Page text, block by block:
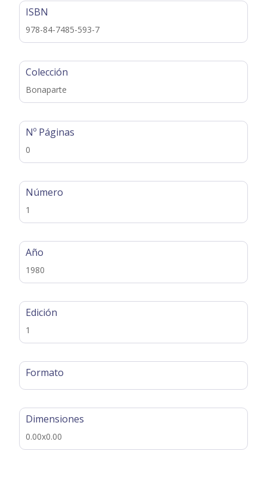
ISBN
978-84-7485-593-7
Colección
Bonaparte
Nº Páginas
0
Número
1
Año
1980
Edición
1
Formato
Dimensiones
0.00x0.00